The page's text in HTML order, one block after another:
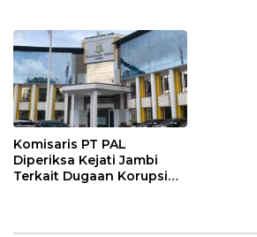
Komisaris PT PAL
Diperiksa Kejati Jambi
Terkait Dugaan Korupsi